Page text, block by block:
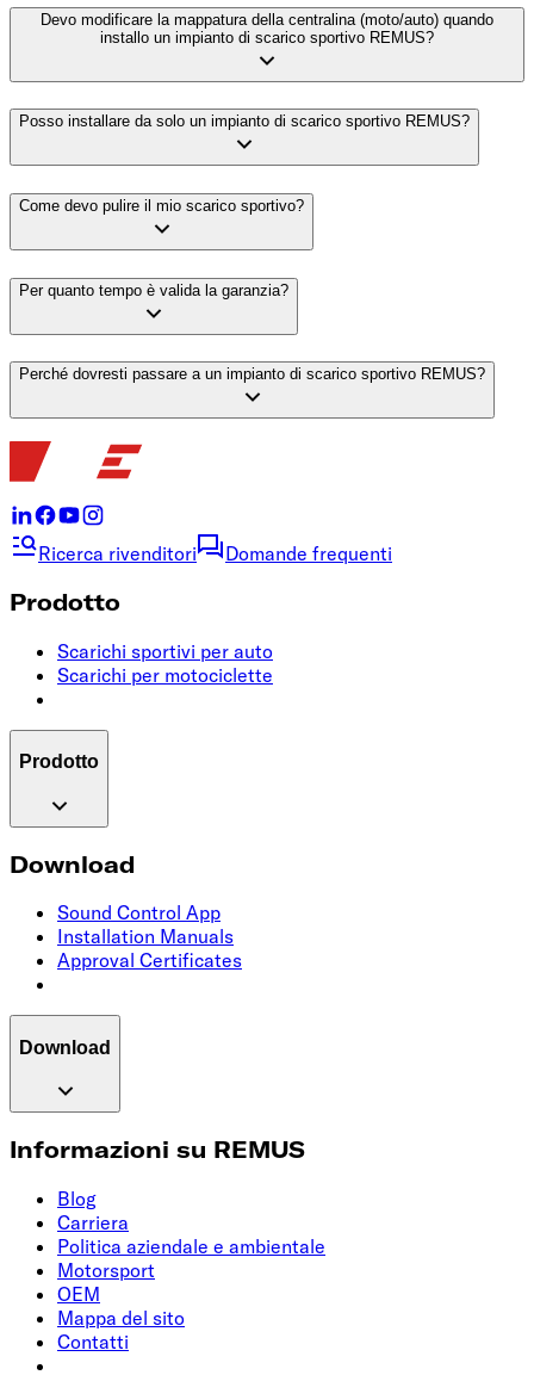
Devo modificare la mappatura della centralina (moto/auto) quando
installo un impianto di scarico sportivo REMUS?
Posso installare da solo un impianto di scarico sportivo REMUS?
Come devo pulire il mio scarico sportivo?
Per quanto tempo è valida la garanzia?
Perché dovresti passare a un impianto di scarico sportivo REMUS?
Ricerca rivenditori Domande frequenti
Prodotto
Scarichi sportivi per auto
Scarichi per motociclette
Prodotto
Download
Sound Control App
Installation Manuals
Approval Certificates
Download
Informazioni su REMUS
Blog
Carriera
Politica aziendale e ambientale
Motorsport
OEM
Mappa del sito
Contatti